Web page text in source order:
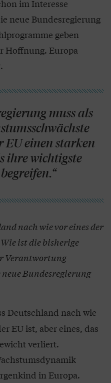
im Interesse
neue Bundesregierung
geben
Hoffnung. Europa
muss als
EU einen starken
ihre wichtigste
nach wie vor eines der
ist die bisherige
Verantwortung
Bundesregierung
Deutschland nach wie
EU ist, aber eines, das
verliert.
in Europa.